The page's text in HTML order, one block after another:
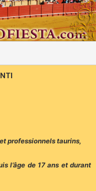
professionnels taurins,
l’âge de 17 ans et durant